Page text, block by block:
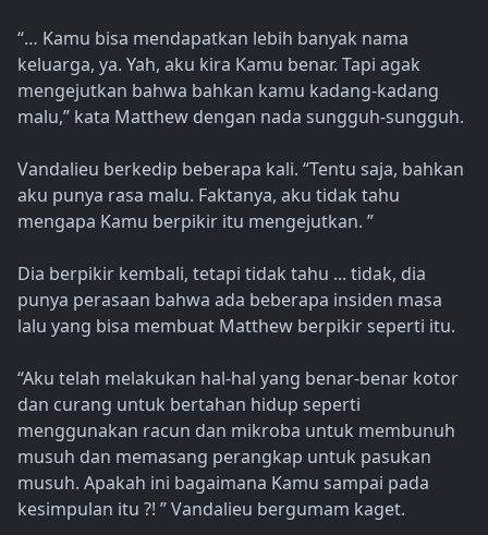
“… Kamu bisa mendapatkan lebih banyak nama
keluarga, ya. Yah, aku kira Kamu benar. Tapi agak
mengejutkan bahwa bahkan kamu kadang-kadang
malu,” kata Matthew dengan nada sungguh-sungguh.
Vandalieu berkedip beberapa kali. “Tentu saja, bahkan
aku punya rasa malu. Faktanya, aku tidak tahu
mengapa Kamu berpikir itu mengejutkan. ”
Dia berpikir kembali, tetapi tidak tahu ... tidak, dia
punya perasaan bahwa ada beberapa insiden masa
lalu yang bisa membuat Matthew berpikir seperti itu.
“Aku telah melakukan hal-hal yang benar-benar kotor
dan curang untuk bertahan hidup seperti
menggunakan racun dan mikroba untuk membunuh
musuh dan memasang perangkap untuk pasukan
musuh. Apakah ini bagaimana Kamu sampai pada
kesimpulan itu ?! ” Vandalieu bergumam kaget.